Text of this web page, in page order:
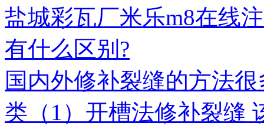
盐城彩瓦厂米乐m8在线
有什么区别?
国内外修补裂缝的方法
类（1）开槽法修补裂缝